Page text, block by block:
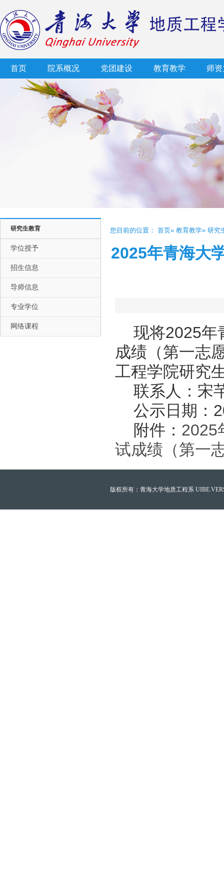
首页 院系概况 党团建设 教育教学 师
研究生教育
学位授予
招生信息
导师信息
专业学位
网络课程
您目前的位置： 首页» 教育教学» 研究
2025年青海大
现将2025年
成绩（第一志
工程学院研究
联系人：宋
公示日期：
附件： 2025
试成绩（第一
版权所有：青海大学地质工程系